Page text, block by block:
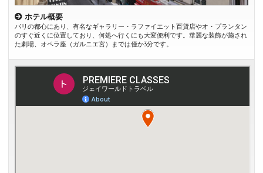
ホテル概要
パリの都心にあり、有名なギャラリー・ラファイエット百貨店やオ・プランタン
のすぐ近くに位置しており、何処へ行くにも大変便利です。華麗な装飾が施され
た劇場、オペラ座（ガルニエ宮）までは僅か3分です。